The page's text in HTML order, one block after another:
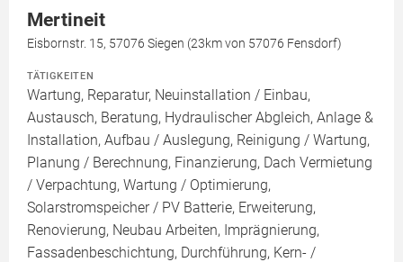
Mertineit
Eisbornstr. 15, 57076 Siegen (23km von 57076 Fensdorf)
TÄTIGKEITEN
Wartung, Reparatur, Neuinstallation / Einbau,
Austausch, Beratung, Hydraulischer Abgleich, Anlage &
Installation, Aufbau / Auslegung, Reinigung / Wartung,
Planung / Berechnung, Finanzierung, Dach Vermietung
/ Verpachtung, Wartung / Optimierung,
Solarstromspeicher / PV Batterie, Erweiterung,
Renovierung, Neubau Arbeiten, Imprägnierung,
Fassadenbeschichtung, Durchführung, Kern- /